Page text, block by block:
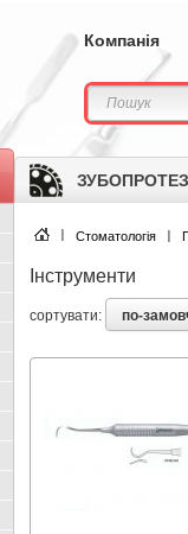
Компанія
Стоматологія
Інструменти
сортувати: по-